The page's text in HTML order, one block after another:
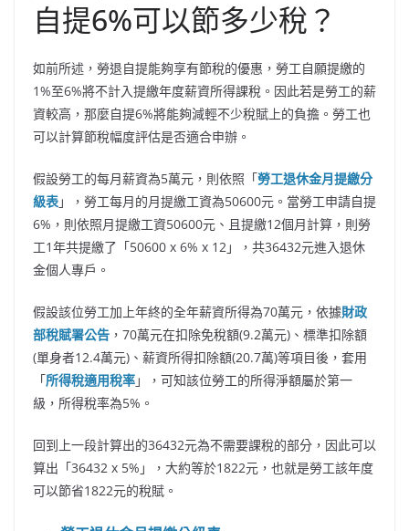
自提6%可以節多少稅？
如前所述，勞退自提能夠享有節稅的優惠，勞工自願提繳的
1%至6%將不計入提繳年度薪資所得課稅。因此若是勞工的薪
資較高，那麼自提6%將能夠減輕不少稅賦上的負擔。勞工也
可以計算節稅幅度評估是否適合申辦。
假設勞工的每月薪資為5萬元，則依照「勞工退休金月提繳分
級表」，勞工每月的月提繳工資為50600元。當勞工申請自提
6%，則依照月提繳工資50600元、且提繳12個月計算，則勞
工1年共提繳了「50600 x 6% x 12」，共36432元進入退休
金個人專戶。
假設該位勞工加上年終的全年薪資所得為70萬元，依據財政
部稅賦署公告 ，70萬元在扣除免稅額(9.2萬元)、標準扣除額
(單身者12.4萬元)、薪資所得扣除額(20.7萬)等項目後，套用
「所得稅適用稅率」，可知該位勞工的所得淨額屬於第一
級，所得稅率為5%。
回到上一段計算出的36432元為不需要課稅的部分，因此可以
算出「36432 x 5%」，大約等於1822元，也就是勞工該年度
可以節省1822元的稅賦。